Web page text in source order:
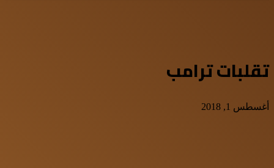
تقلبات ترامب
أغسطس 1, 2018